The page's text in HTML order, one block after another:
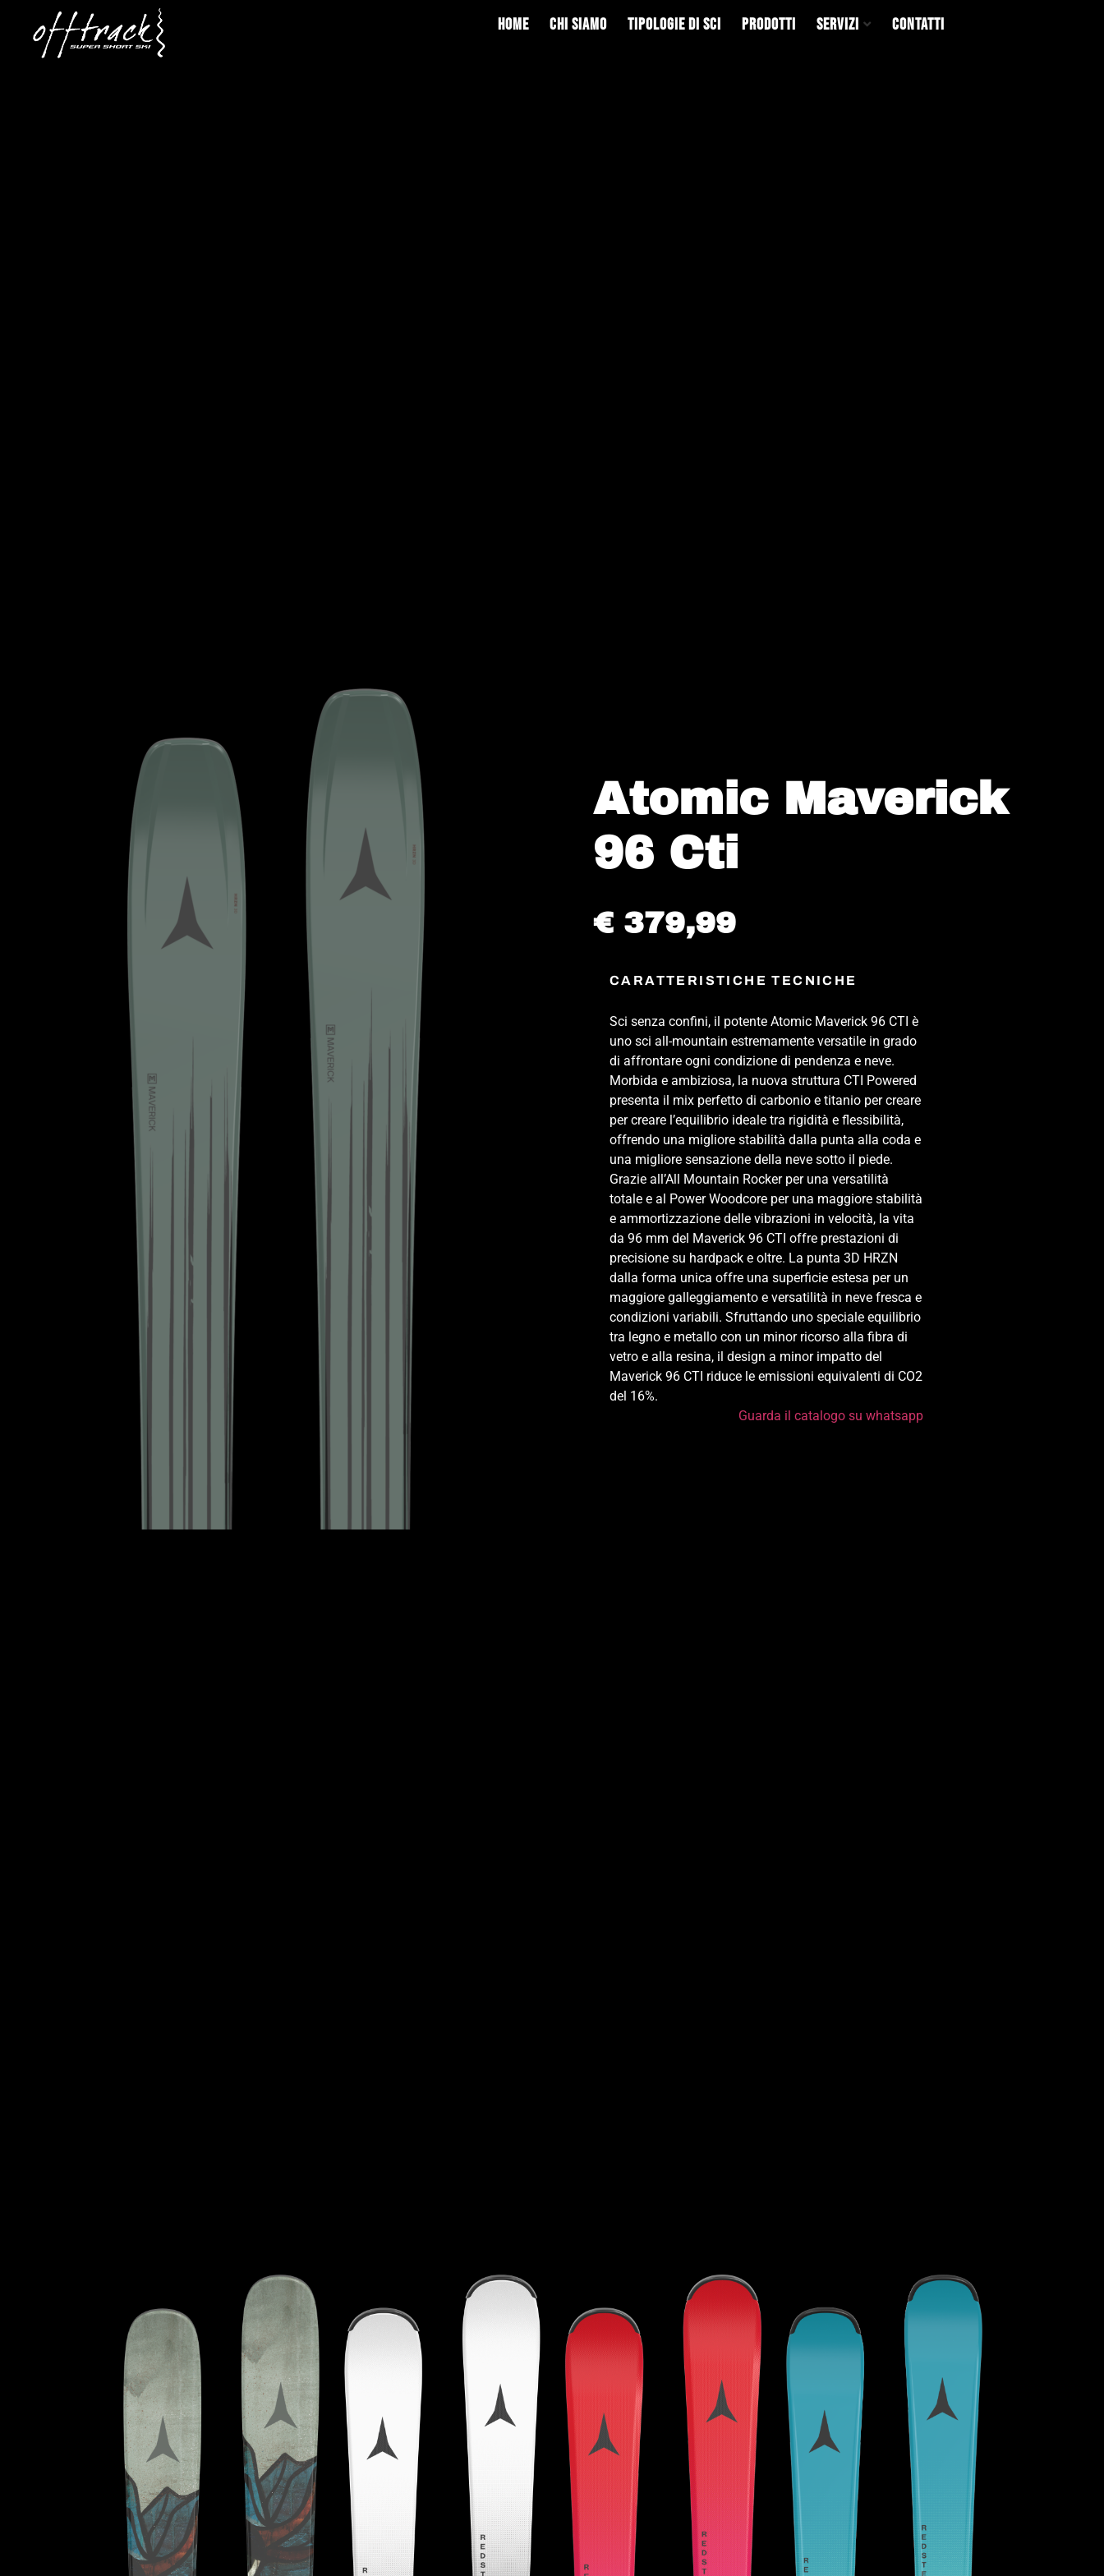
Home Chi siamo Tipologie di sci Prodotti Servizi Contatti
Atomic Maverick
96 Cti
€ 379,99
CARATTERISTICHE TECNICHE
Sci senza confini, il potente Atomic Maverick 96 CTI è
uno sci all-mountain estremamente versatile in grado
di affrontare ogni condizione di pendenza e neve.
Morbida e ambiziosa, la nuova struttura CTI Powered
presenta il mix perfetto di carbonio e titanio per creare
per creare l’equilibrio ideale tra rigidità e flessibilità,
offrendo una migliore stabilità dalla punta alla coda e
una migliore sensazione della neve sotto il piede.
Grazie all’All Mountain Rocker per una versatilità
totale e al Power Woodcore per una maggiore stabilità
e ammortizzazione delle vibrazioni in velocità, la vita
da 96 mm del Maverick 96 CTI offre prestazioni di
precisione su hardpack e oltre. La punta 3D HRZN
dalla forma unica offre una superficie estesa per un
maggiore galleggiamento e versatilità in neve fresca e
condizioni variabili. Sfruttando uno speciale equilibrio
tra legno e metallo con un minor ricorso alla fibra di
vetro e alla resina, il design a minor impatto del
Maverick 96 CTI riduce le emissioni equivalenti di CO2
del 16%.
Guarda il catalogo su whatsapp